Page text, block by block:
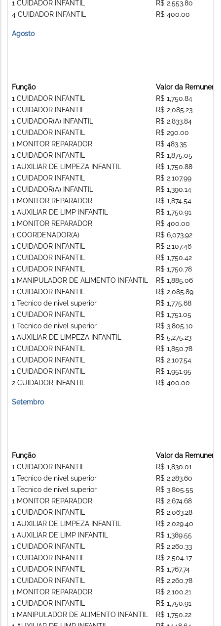
1 CUIDADOR INFANTIL
4 CUIDADOR INFANTIL
R$ 2,553.80
R$ 400.00
Agosto
Função
1 CUIDADOR INFANTIL
1 CUIDADOR INFANTIL
1 CUIDADOR(A) INFANTIL
1 CUIDADOR INFANTIL
1 MONITOR REPARADOR
1 CUIDADOR INFANTIL
1 AUXILIAR DE LIMPEZA INFANTIL
1 CUIDADOR INFANTIL
1 CUIDADOR(A) INFANTIL
1 MONITOR REPARADOR
1 AUXILIAR DE LIMP INFANTIL
1 MONITOR REPARADOR
1 COORDENADOR(A)
1 CUIDADOR INFANTIL
1 CUIDADOR INFANTIL
1 CUIDADOR INFANTIL
1 MANIPULADOR DE ALIMENTO INFANTIL
1 CUIDADOR INFANTIL
1 Tecnico de nivel superior
1 CUIDADOR INFANTIL
1 Tecnico de nivel superior
1 AUXILIAR DE LIMPEZA INFANTIL
1 CUIDADOR INFANTIL
1 CUIDADOR INFANTIL
1 CUIDADOR INFANTIL
2 CUIDADOR INFANTIL
Valor da
R$ 1,750.84
R$ 2,085.23
R$ 2,833.84
R$ 290.00
R$ 483.35
R$ 1,875.05
R$ 1,750.88
R$ 2,107.99
R$ 1,390.14
R$ 1,874.54
R$ 1,750.91
R$ 400.00
R$ 6,073.92
R$ 2,107.46
R$ 1,750.42
R$ 1,750.78
R$ 1,885.06
R$ 2,085.89
R$ 1,775.68
R$ 1,751.05
R$ 3,805.10
R$ 5,275.23
R$ 1,850.78
R$ 2,107.54
R$ 1,951.95
R$ 400.00
Setembro
Função
1 CUIDADOR INFANTIL
1 Tecnico de nivel superior
1 Tecnico de nivel superior
1 MONITOR REPARADOR
1 CUIDADOR INFANTIL
1 AUXILIAR DE LIMPEZA INFANTIL
1 AUXILIAR DE LIMP INFANTIL
1 CUIDADOR INFANTIL
1 CUIDADOR INFANTIL
1 CUIDADOR INFANTIL
1 CUIDADOR INFANTIL
1 MONITOR REPARADOR
1 CUIDADOR INFANTIL
1 MANIPULADOR DE ALIMENTO INFANTIL
Valor da
R$ 1,830.01
R$ 2,283.60
R$ 3,805.55
R$ 2,674.68
R$ 2,063.28
R$ 2,029.40
R$ 1,389.55
R$ 2,260.33
R$ 2,504.17
R$ 1,767.74
R$ 2,260.78
R$ 2,100.21
R$ 1,750.91
R$ 1,750.22